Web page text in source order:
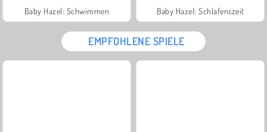
Baby Hazel: Schwimmen Baby Hazel: Schlafenszeit
EMPFOHLENE SPIELE